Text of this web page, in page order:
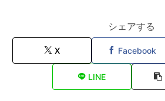
シェアする
X Facebook
LINE